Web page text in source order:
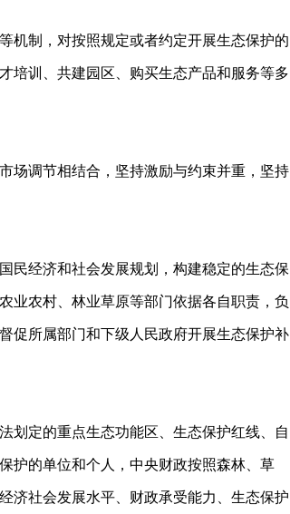
机制，对按照规定或者约定开展生态保护的
培训、共建园区、购买生态产品和服务等多
场调节相结合，坚持激励与约束并重，坚持
民经济和社会发展规划，构建稳定的生态保
业农村、林业草原等部门依据各自职责，负
促所属部门和下级人民政府开展生态保护补
划定的重点生态功能区、生态保护红线、自
护的单位和个人，中央财政按照森林、草
济社会发展水平、财政承受能力、生态保护